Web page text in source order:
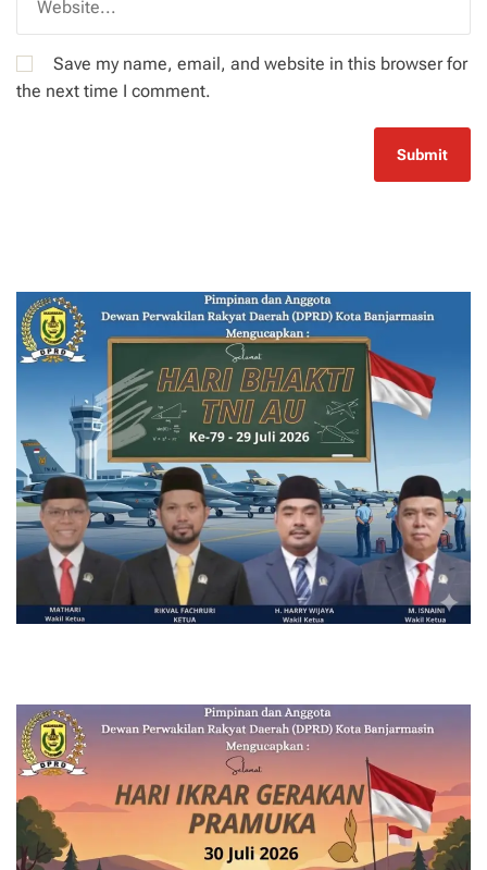
Save my name, email, and website in this browser for
the next time I comment.